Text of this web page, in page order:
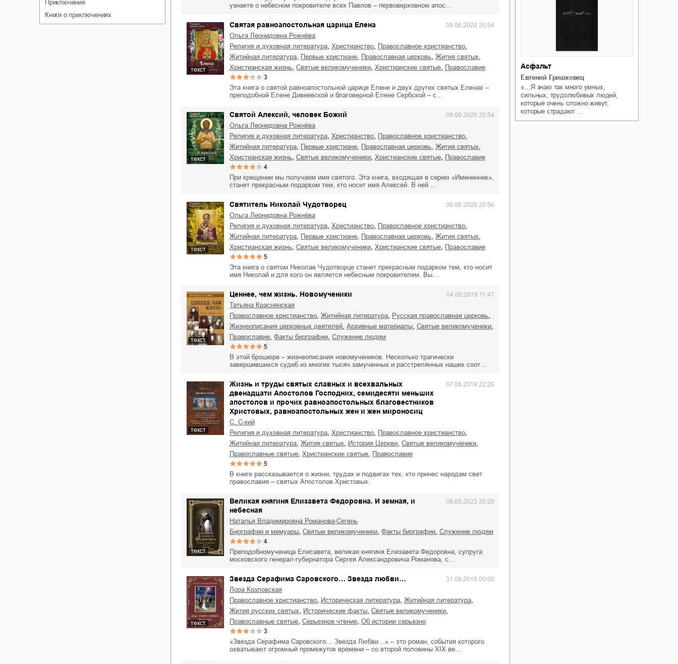
приключения
книги о приключениях
узнаете о небесном покровителе всех Павлов – первоверховном апос…
текст
Святая равноапостольная царица Елена 09.06.2020 20:54
Ольга Леонидовна Рожнёва
религия и духовная литература
христианство православное христианство
житийная литература первые христиане православная церковь жития святых
христианская жизнь святые великомученики христианские святые православие
3
Эта книга о святой равноапостольной царице Елене и двух других святых Еленах –
преподобной Елене Дивеевской и благоверной Елене Сербской – с…
текст
Святой Алексий, человек Божий 09.06.2020 20:54
Ольга Леонидовна Рожнёва
религия и духовная литература
христианство православное христианство
житийная литература первые христиане православная церковь жития святых
христианская жизнь святые великомученики христианские святые православие
4
При крещении мы получаем имя святого. Эта книга, входящая в серию «Именинник»,
станет прекрасным подарком тем, кто носит имя Алексей. В ней …
текст
Святитель Николай Чудотворец 09.06.2020 20:56
Ольга Леонидовна Рожнёва
религия и духовная литература
христианство православное христианство
житийная литература первые христиане православная церковь жития святых
христианская жизнь святые великомученики христианские святые православие
5
Эта книга о святом Николае Чудотворце станет прекрасным подарком тем, кто носит
имя Николай и для кого он является небесным покровителем. Вы…
текст
Ценнее, чем жизнь. Новомученики 04.05.2019 11:47
Татьяна Краснянская
православное христианство
житийная литература Русская православная церковь
жизнеописания церковных деятелей архивные материалы святые великомученики
православие факты биографии служение людям
5
В этой брошюре – жизнеописания новомучеников. Несколько трагически
завершившихся судеб из многих тысяч замученных и расcтрелянных наших соот…
текст
Жизнь и труды святых славных и всехвальных
двенадцати Апостолов Господних, семидесяти меньших
апостолов и прочих равноапостольных благовестников
Христовых, равноапостольных жен и жен мироносиц
07.06.2019 22:26
С. С-кий
религия и духовная литература
христианство православное христианство
житийная литература жития святых история Церкви святые великомученики
православные святые христианские святые православие
5
В книге рассказывается о жизни, трудах и подвигах тех, кто принес народам свет
православия – святых Апостолов Христовых.
текст
Великая княгиня Елизавета Федоровна. И земная, и
небесная
08.05.2023 20:20
Наталья Владимировна Романова-Сегень
биографии и мемуары
святые великомученики факты биографии служение людям
4
Преподобномученица Елисавета, великая княгиня Елизавета Федоровна, супруга
московского генерал-губернатора Сергея Александровича Романова, с…
текст
Звезда Серафима Саровского… Звезда любви… 31.08.2019 00:00
Лора Козловская
православное христианство
историческая литература житийная литература
жития русских святых исторические факты святые великомученики
православные святые серьезное чтение об истории серьезно
3
«Звезда Серафима Саровского… Звезда Любви…» – это роман, события которого
охватывают огромный промежуток времени – со второй половины XIX ве…
Асфальт
Евгений Гришковец
«…Я знаю так много умных,
сильных, трудолюбивых людей,
которые очень сложно живут,
которые страдают …